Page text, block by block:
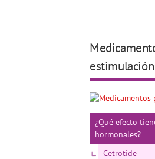
¿Qué efecto
hormonales?
Cetrotide